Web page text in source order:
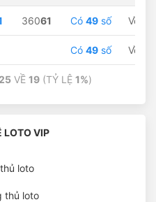
36061 Có 49 số Về
Có 49 số Về
VỀ 19(TỶ LỆ 1%)
LOTO VIP
loto
thủ loto